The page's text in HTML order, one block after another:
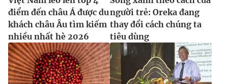
điểm đến châu Á được du
khách châu Âu tìm kiếm
nhiều nhất hè 2026
người trẻ: Oreka đang
thay đổi cách chúng ta
tiêu dùng